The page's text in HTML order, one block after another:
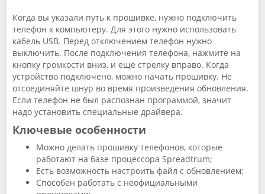
Когда вы указали путь к прошивке, нужно подключить
телефон к компьютеру. Для этого нужно использовать
кабель USB. Перед отключением телефон нужно
выключить. После подключения телефона, нажмите на
кнопку громкости вниз, и ещё стрелку вправо. Когда
устройство подключено, можно начать прошивку. Не
отсоединяйте шнур во время произведения обновления.
Если телефон не был распознан программой, значит
надо установить специальные драйвера.
Ключевые особенности
Можно делать прошивку телефонов, которые
работают на базе процессора Spreadtrum;
Есть возможность настроить файл с обновлением;
Способен работать с неофициальными